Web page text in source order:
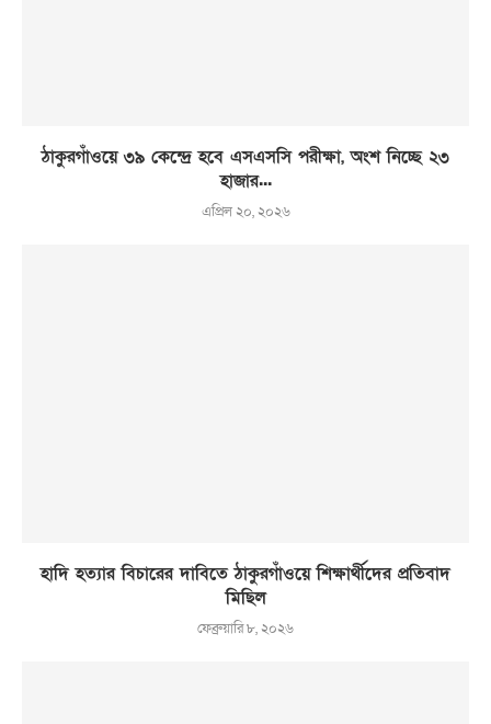
ঠাকুরগাঁওয়ে ৩৯ কেন্দ্রে হবে এসএসসি পরীক্ষা, অংশ নিচ্ছে ২৩
হাজার...
এপ্রিল ২০, ২০২৬
হাদি হত্যার বিচারের দাবিতে ঠাকুরগাঁওয়ে শিক্ষার্থীদের প্রতিবাদ
মিছিল
ফেব্রুয়ারি ৮, ২০২৬